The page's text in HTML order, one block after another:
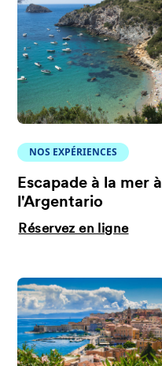
NOS EXPÉRIENCES
Escapade à la mer à
l'Argentario
Réservez en ligne